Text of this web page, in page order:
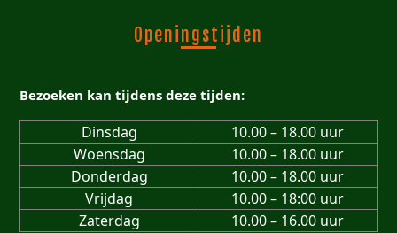
Openingstijden
Bezoeken kan tijdens deze tijden:
Dinsdag
10.00 – 18.00 uur
Woensdag
10.00 – 18.00 uur
Donderdag
10.00 – 18.00 uur
Vrijdag
10.00 – 18:00 uur
Zaterdag
10.00 – 16.00 uur